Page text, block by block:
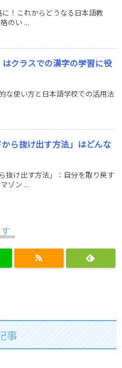
！これからどうなる日本語教
のい ...
はクラスでの漢字の学習に役
な使い方と日本語学校での活用法
から抜け出す方法」はどんな
抜け出す方法」：自分を取り戻す
ゾン ...
事